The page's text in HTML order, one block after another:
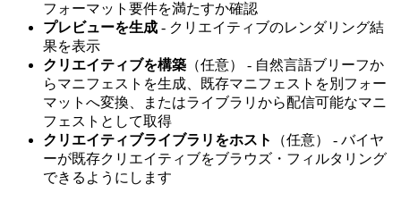
フォーマット要件を満たすか確認
プレビューを生成 - クリエイティブのレンダリング結
果を表示
クリエイティブを構築 （任意） - 自然言語ブリーフか
らマニフェストを生成、既存マニフェストを別フォー
マットへ変換、またはライブラリから配信可能なマニ
フェストとして取得
クリエイティブライブラリをホスト
（任意） - バイヤ
ーが既存クリエイティブをブラウズ・フィルタリング
できるようにします